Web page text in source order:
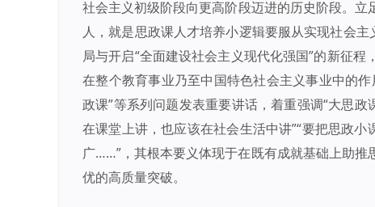
社会主义初级阶段向更高阶段迈进的历史阶段。
人，就是思政课人才培养小逻辑要服从实现社会
局与开启“全面建设社会主义现代化强国”的新征
在整个教育事业乃至中国特色社会主义事业中的
政课”等系列问题发表重要讲话，着重强调“大思
在课堂上讲，也应该在社会生活中讲”“要把思政
广……”，其根本要义体现于在既有成就基础上助
优的高质量突破。